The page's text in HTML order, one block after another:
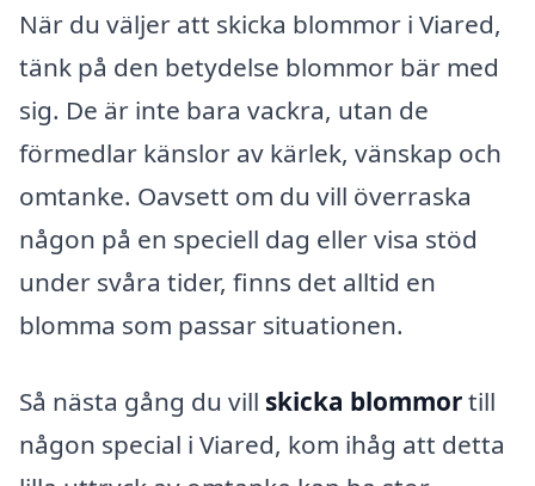
När du väljer att skicka blommor i Viared,
tänk på den betydelse blommor bär med
sig. De är inte bara vackra, utan de
förmedlar känslor av kärlek, vänskap och
omtanke. Oavsett om du vill överraska
någon på en speciell dag eller visa stöd
under svåra tider, finns det alltid en
blomma som passar situationen.
Så nästa gång du vill skicka blommortill
någon special i Viared, kom ihåg att detta